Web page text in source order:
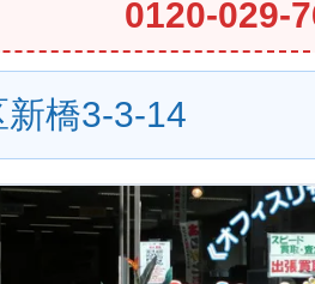
0120-029-
橋3-3-14